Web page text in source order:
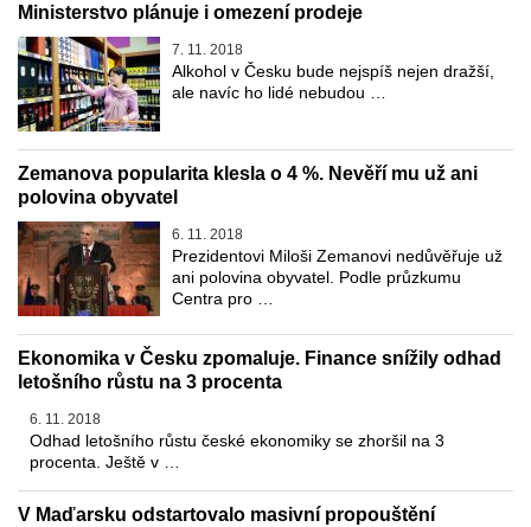
Ministerstvo plánuje i omezení prodeje
7. 11. 2018
Alkohol v Česku bude nejspíš nejen dražší,
ale navíc ho lidé nebudou …
Zemanova popularita klesla o 4 %. Nevěří mu už ani
polovina obyvatel
6. 11. 2018
Prezidentovi Miloši Zemanovi nedůvěřuje už
ani polovina obyvatel. Podle průzkumu
Centra pro …
Ekonomika v Česku zpomaluje. Finance snížily odhad
letošního růstu na 3 procenta
6. 11. 2018
Odhad letošního růstu české ekonomiky se zhoršil na 3
procenta. Ještě v …
V Maďarsku odstartovalo masivní propouštění